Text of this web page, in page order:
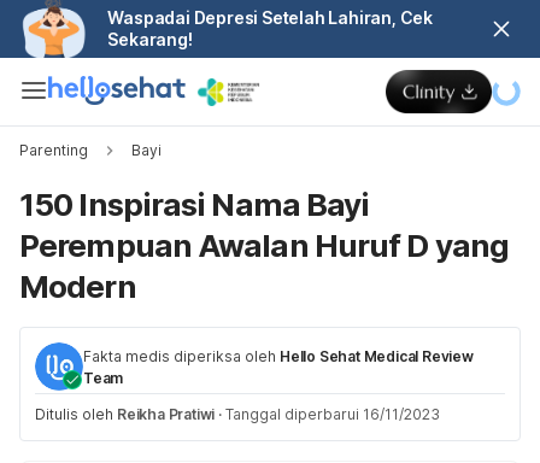
Waspadai Depresi Setelah Lahiran, Cek
Sekarang!
Parenting Bayi
150 Inspirasi Nama Bayi
Perempuan Awalan Huruf D yang
Modern
Fakta medis diperiksa oleh Hello Sehat Medical Review
Team
Ditulis oleh Reikha Pratiwi · Tanggal diperbarui 16/11/2023